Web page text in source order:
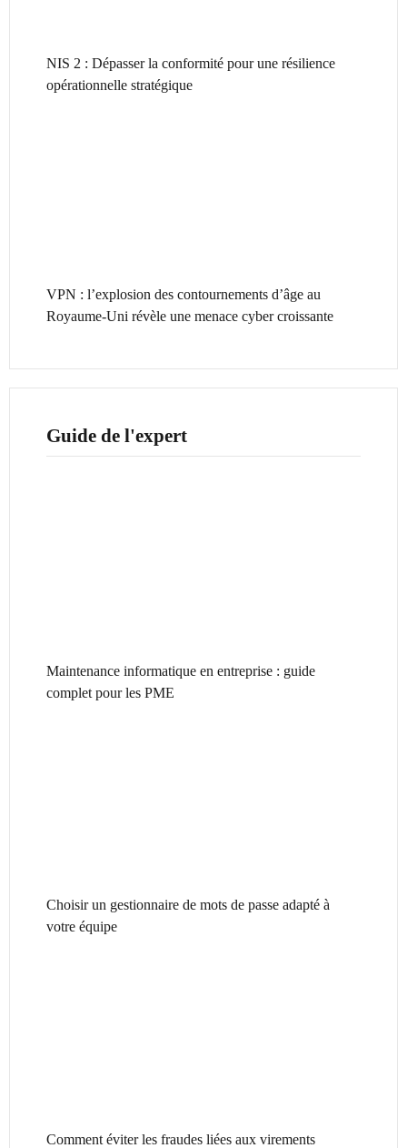
NIS 2 : Dépasser la conformité pour une résilience
opérationnelle stratégique
VPN : l’explosion des contournements d’âge au
Royaume-Uni révèle une menace cyber croissante
Guide de l'expert
Maintenance informatique en entreprise : guide
complet pour les PME
Choisir un gestionnaire de mots de passe adapté à
votre équipe
Comment éviter les fraudes liées aux virements